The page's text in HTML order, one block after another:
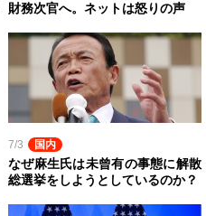
財務次官へ。ネットは怒りの声
7/3 国内
なぜ麻生氏は未曾有の事態に解散
総選挙をしようとしているのか？